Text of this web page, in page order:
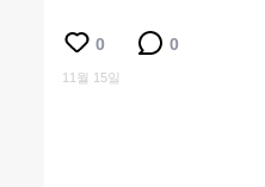
0 0
11월 15일